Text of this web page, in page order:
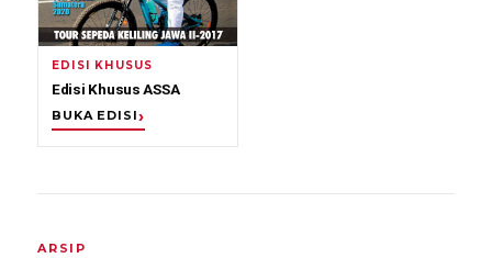
EDISI KHUSUS
Edisi Khusus ASSA
BUKA EDISI
ARSIP